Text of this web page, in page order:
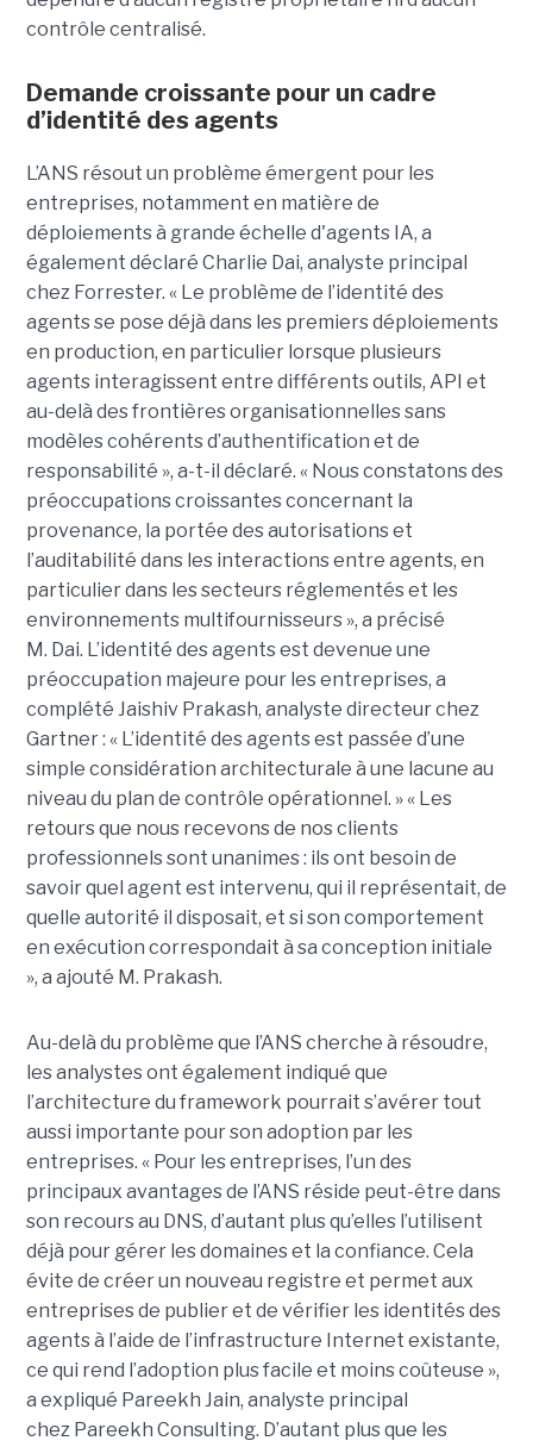
contrôle centralisé.
Demande croissante pour un cadre
d’identité des agents
L’ANS résout un problème émergent pour les
entreprises, notamment en matière de
déploiements à grande échelle d'agents IA, a
également déclaré Charlie Dai, analyste principal
chez Forrester. « Le problème de l’identité des
agents se pose déjà dans les premiers déploiements
en production, en particulier lorsque plusieurs
agents interagissent entre différents outils, API et
au-delà des frontières organisationnelles sans
modèles cohérents d’authentification et de
responsabilité », a-t-il déclaré. « Nous constatons des
préoccupations croissantes concernant la
provenance, la portée des autorisations et
l’auditabilité dans les interactions entre agents, en
particulier dans les secteurs réglementés et les
environnements multifournisseurs », a précisé
M. Dai. L’identité des agents est devenue une
préoccupation majeure pour les entreprises, a
complété Jaishiv Prakash, analyste directeur chez
Gartner : « L’identité des agents est passée d’une
simple considération architecturale à une lacune au
niveau du plan de contrôle opérationnel. »« Les
retours que nous recevons de nos clients
professionnels sont unanimes : ils ont besoin de
savoir quel agent est intervenu, qui il représentait, de
quelle autorité il disposait, et si son comportement
en exécution correspondait à sa conception initiale
», a ajouté M. Prakash.
Au-delà du problème que l’ANS cherche à résoudre,
les analystes ont également indiqué que
l’architecture du framework pourrait s’avérer tout
aussi importante pour son adoption par les
entreprises. « Pour les entreprises, l’un des
principaux avantages de l’ANS réside peut-être dans
son recours au DNS, d’autant plus qu’elles l’utilisent
déjà pour gérer les domaines et la confiance. Cela
évite de créer un nouveau registre et permet aux
entreprises de publier et de vérifier les identités des
agents à l’aide de l’infrastructure Internet existante,
ce qui rend l’adoption plus facile et moins coûteuse »,
a expliqué Pareekh Jain, analyste principal
chez Pareekh Consulting. D’autant plus que les